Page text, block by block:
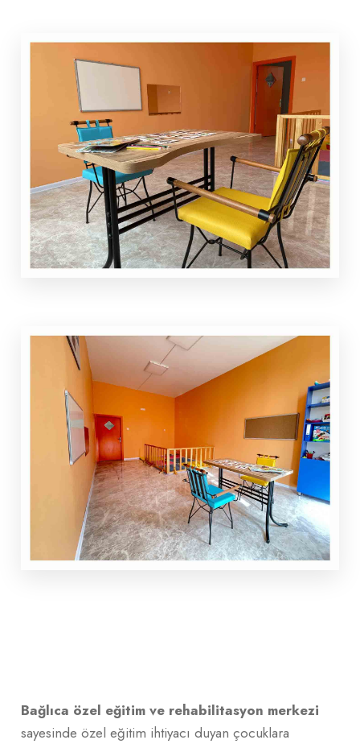
Bağlıca özel eğitim ve rehabilitasyon merkezi
sayesinde özel eğitim ihtiyacı duyan çocuklara